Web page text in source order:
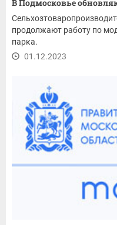
В Подмосковье
продолжают работу по
парка.
01.12.2023